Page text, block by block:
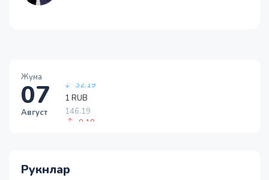
Жума
07
Август
1 RUB
-0.18
1 EUR
Рукнлар